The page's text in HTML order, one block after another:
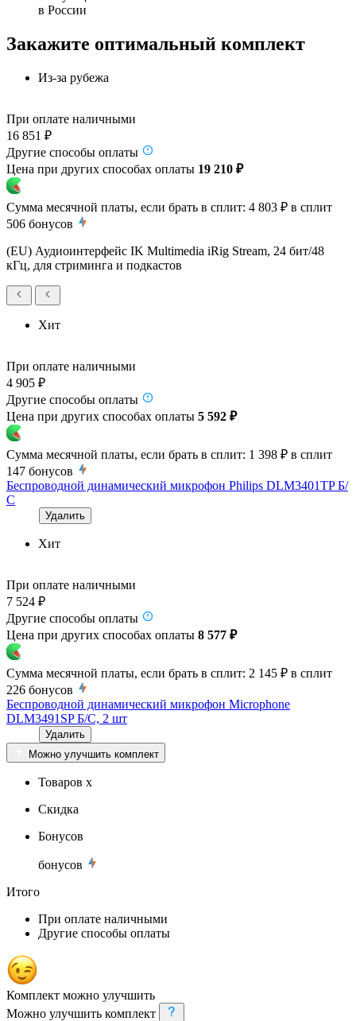
в России
Закажите оптимальный комплект
Из-за рубежа
При оплате наличными
16 851 ₽
Другие способы оплаты
Цена при других способах оплаты 19 210 ₽
Сумма месячной платы, если брать в сплит: 4 803 ₽ в сплит
506 бонусов
(EU) Аудиоинтерфейс IK Multimedia iRig Stream, 24 бит/48
кГц, для стриминга и подкастов
Хит
При оплате наличными
4 905 ₽
Другие способы оплаты
Цена при других способах оплаты 5 592 ₽
Сумма месячной платы, если брать в сплит: 1 398 ₽ в сплит
147 бонусов
Беспроводной динамический микрофон Philips DLM3401TP Б/
С
Удалить
Хит
При оплате наличными
7 524 ₽
Другие способы оплаты
Цена при других способах оплаты 8 577 ₽
Сумма месячной платы, если брать в сплит: 2 145 ₽ в сплит
226 бонусов
Беспроводной динамический микрофон Microphone
DLM3491SP Б/С, 2 шт
Удалить
Можно улучшить комплект
Товаров x
Скидка
Бонусов
бонусов
Итого
При оплате наличными
Другие способы оплаты
Комплект можно улучшить
Можно улучшить комплект